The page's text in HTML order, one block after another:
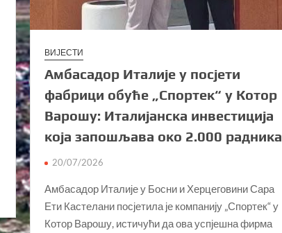
ВИЈЕСТИ
Амбасадор Италије у посјети
фабрици обуће „Спортек“ у Котор
Варошу: Италијанска инвестиција
која запошљава око 2.000 радника
20/07/2026
Амбасадор Италије у Босни и Херцеговини Сара
Ети Кастелани посјетила је компанију „Спортек“ у
Котор Варошу, истичући да ова успјешна фирма